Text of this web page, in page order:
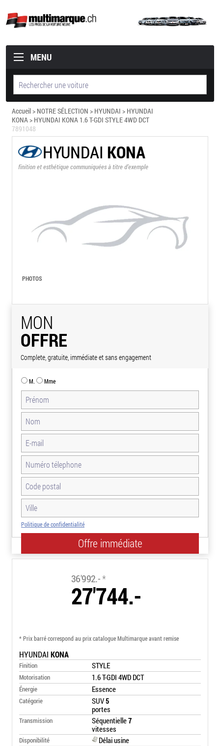
MENU
Accueil> NOTRE SÉLECTION > HYUNDAI > HYUNDAI
KONA> HYUNDAI KONA 1.6 T-GDI STYLE 4WD DCT
7891048
HYUNDAI KONA
finition et esthétique communiquées à titre d’exemple
PHOTOS
MON
OFFRE
Complete, gratuite, immédiate et sans engagement
M. Mme
Politique de confidentialité
36'992.-*
27'744.-
* Prix barré correspond au prix catalogue Multimarque avant remise
HYUNDAI KONA
Finition STYLE
Motorisation 1.6 T-GDI 4WD DCT
Énergie Essence
Catégorie SUV5
portes
Transmission Séquentielle7
vitesses
Disponibilité Délai usine